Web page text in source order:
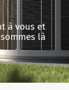
à vous et
là